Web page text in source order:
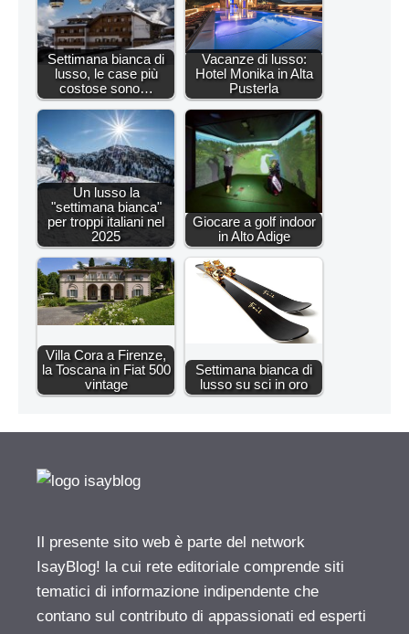
Settimana bianca di
lusso, le case più
costose sono…
Vacanze di lusso:
Hotel Monika in Alta
Pusterla
Un lusso la
"settimana bianca"
per troppi italiani nel
2025
Giocare a golf indoor
in Alto Adige
Villa Cora a Firenze,
la Toscana in Fiat 500
vintage
Settimana bianca di
lusso su sci in oro
Il presente sito web è parte del network
IsayBlog! la cui rete editoriale comprende siti
tematici di informazione indipendente che
contano sul contributo di appassionati ed esperti